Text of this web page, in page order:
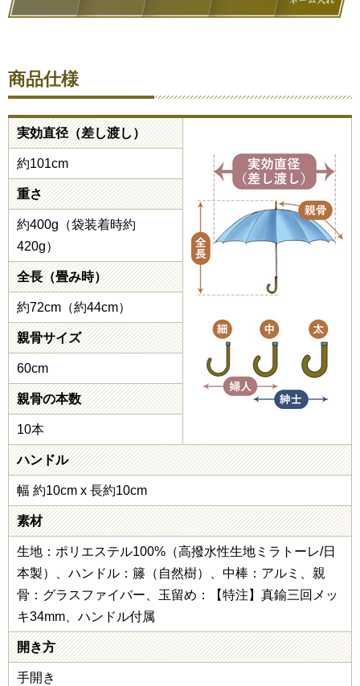
商品仕様
実効直径（差し渡し）
約101cm
重さ
約400g（袋装着時約
420g）
全長（畳み時）
約72cm（約44cm）
親骨サイズ
60cm
親骨の本数
10本
ハンドル
幅 約10cm x 長約10cm
素材
生地：ポリエステル100%（高撥水性生地ミラトーレ/日
本製）、ハンドル：籐（自然樹）、中棒：アルミ、親
骨：グラスファイバー、玉留め：【特注】真鍮三回メッ
キ34mm、ハンドル付属
開き方
手開き